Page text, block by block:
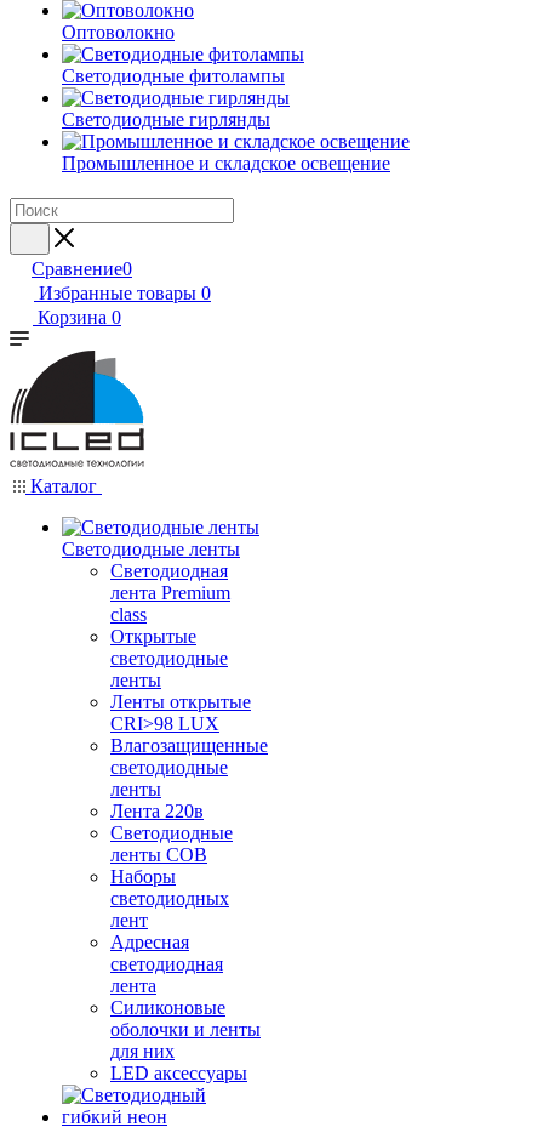
Оптоволокно
Светодиодные фитолампы
Светодиодные гирлянды
Промышленное и складское освещение
Сравнение0
Избранные товары 0
Корзина 0
Каталог
Светодиодные ленты
Светодиодная
лента Premium
class
Открытые
светодиодные
ленты
Ленты открытые
CRI>98 LUX
Влагозащищенные
светодиодные
ленты
Лента 220в
Светодиодные
ленты COB
Наборы
светодиодных
лент
Адресная
светодиодная
лента
Силиконовые
оболочки и ленты
для них
LED аксессуары